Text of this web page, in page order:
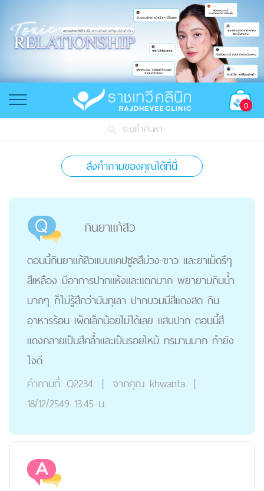
0
ระบุคำค้นหา
ส่งคำถามของคุณได้ที่นี่
กินยาแก้สิว
ตอนนี้กินยาแก้สิวแบบแคปซูลสีม่วง-ขาว และยาเม็ดรีๆ
สีเหลือง มีอาการปากแห้งและแตกมาก พยายามกินน้ำ
มากๆ ก็ไม่รู้สึกว่ามันทุเลา ปากบวมมีสีแดงสด กิน
อาหารร้อน เผ็ดเล็กน้อยไม่ได้เลย แสบปาก ตอนนี้สี
แดงกลายเป็นสีคล้ำและเป็นรอยไหม้ ทรมานมาก ทำยัง
ไงดี
คำถามที่: Q2234 | จากคุณ khwanta |
18/12/2549 13:45 น.